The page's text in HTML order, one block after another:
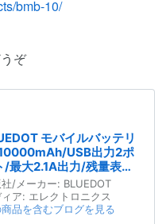
bmb-10/
ぞ
モバイルバッテリ
USB出力2ポ
/最大2.1A出力/残量表示
BMB-10 (緑)
社/メーカー: BLUEDOT
ィア: エレクトロニクス
商品を含むブログを見る